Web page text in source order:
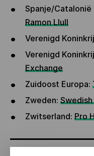
Spanje/Catalonië
Ramon Llull
Verenigd
Verenigd
Exchange
Zuidoost Europa:
Zweden:
Zwitserland: Pro